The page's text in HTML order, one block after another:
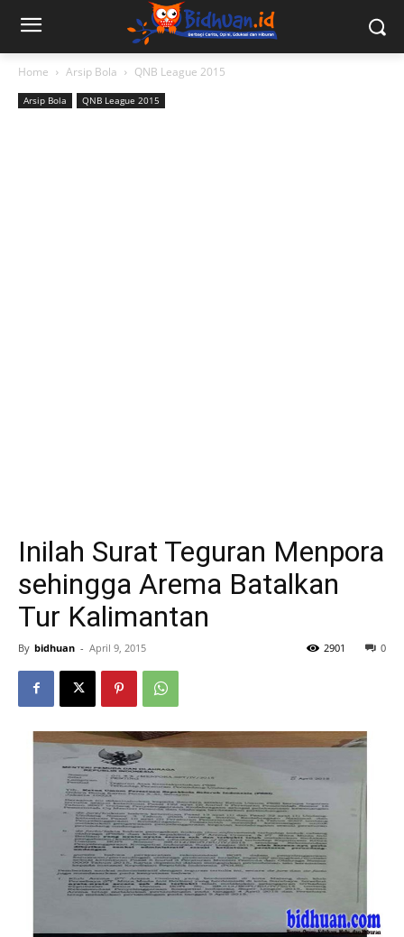
Home Arsip Bola QNB League 2015
Arsip Bola QNB League 2015
Inilah Surat Teguran Menpora
sehingga Arema Batalkan
Tur Kalimantan
By bidhuan - April 9, 2015 0
2901